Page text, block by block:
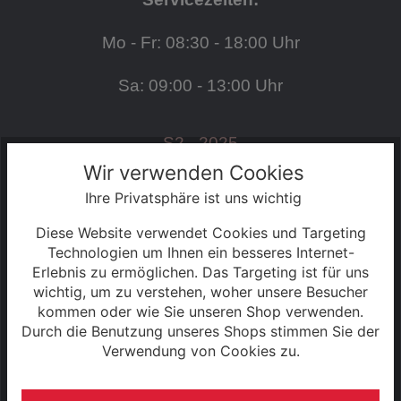
Mo - Fr: 08:30 - 18:00 Uhr
Sa: 09:00 - 13:00 Uhr
S2 - 2025
Kontakt
Warenkorb
Konto
Wir verwenden Cookies
Ihre Privatsphäre ist uns wichtig
Diese Website verwendet Cookies und Targeting
Technologien um Ihnen ein besseres Internet-
Erlebnis zu ermöglichen. Das Targeting ist für uns
wichtig, um zu verstehen, woher unsere Besucher
kommen oder wie Sie unseren Shop verwenden.
Durch die Benutzung unseres Shops stimmen Sie der
Verwendung von Cookies zu.